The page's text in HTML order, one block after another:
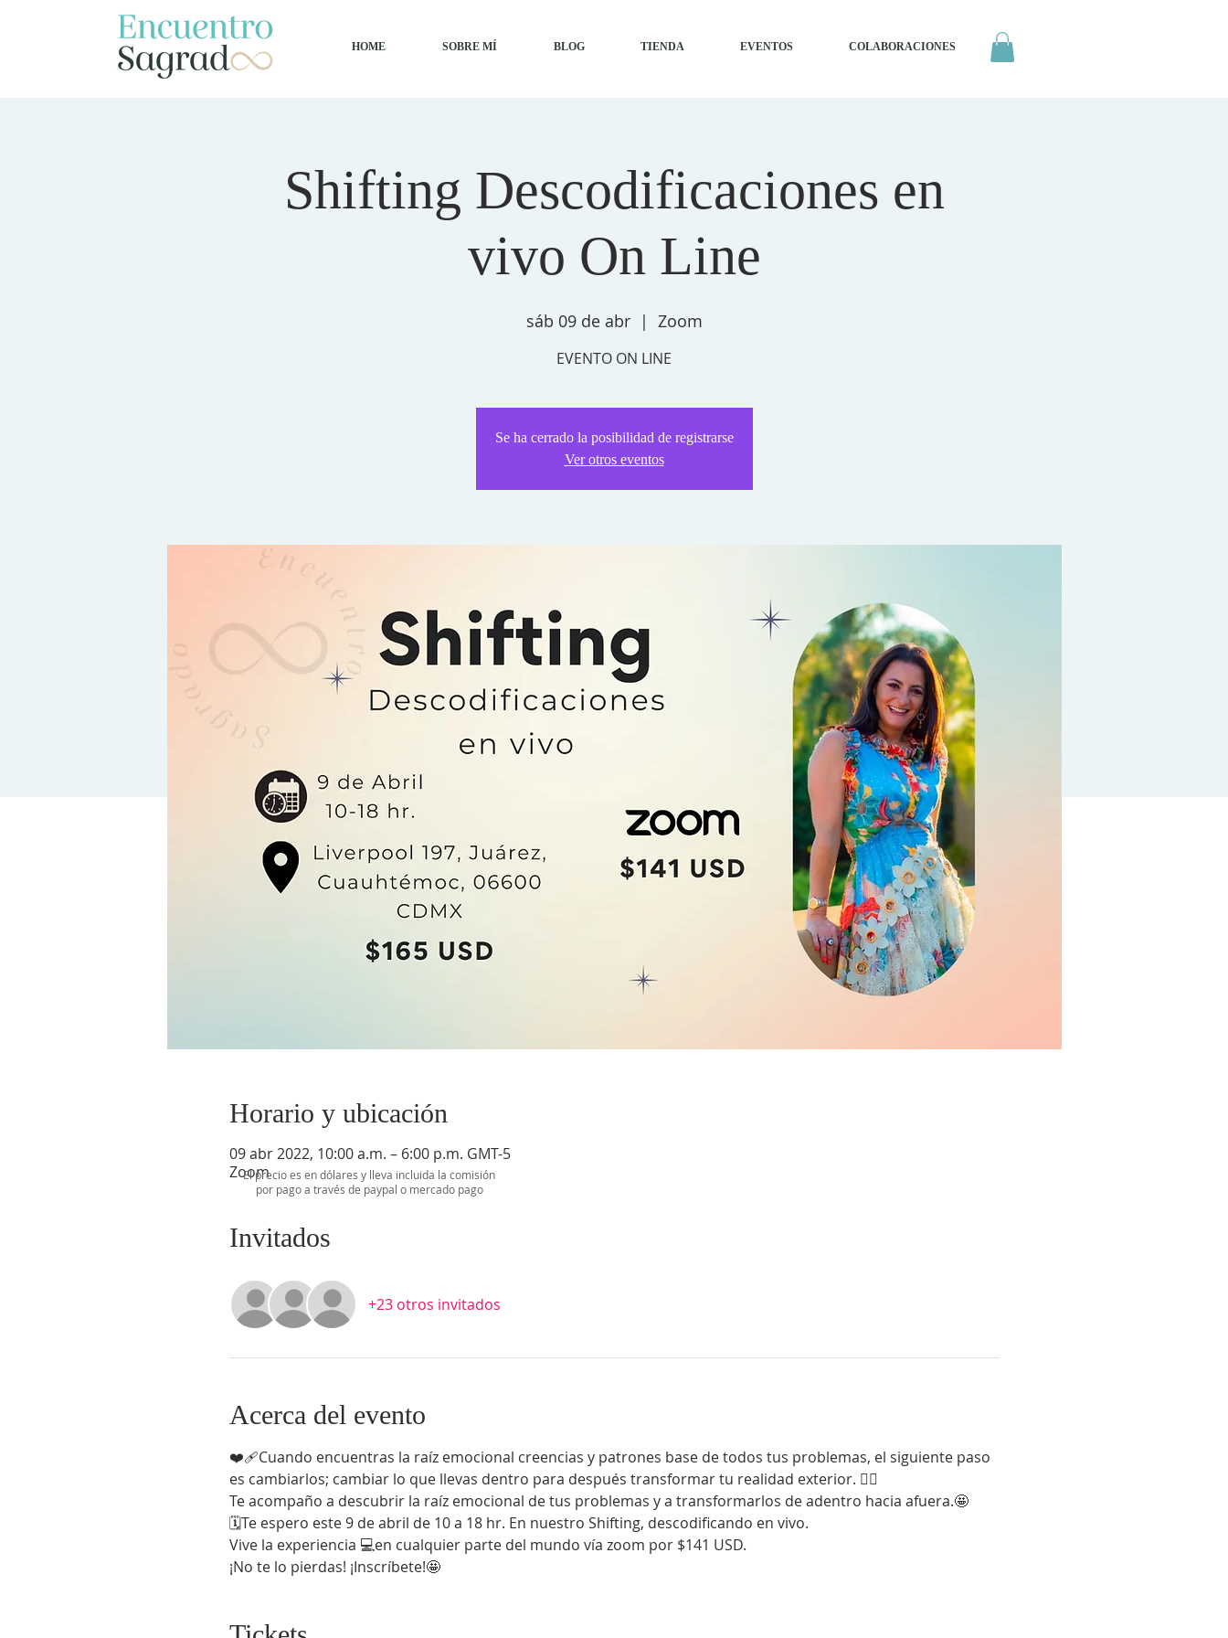
HOME SOBRE MÍ BLOG TIENDA EVENTOS COLABORACIONES
Shifting Descodificaciones en
vivo On Line
sáb 09 de abr
  |
Zoom
EVENTO ON LINE
Se ha cerrado la posibilidad de registrarse
Ver otros eventos
Horario y ubicación
09 abr 2022, 10:00 a.m. – 6:00 p.m. GMT-5
Zoom
Invitados
+23 otros invitados
Acerca del evento
❤️‍🩹Cuando encuentras la raíz emocional creencias y patrones base de todos tus problemas, el siguiente paso
es cambiarlos; cambiar lo que llevas dentro para después transformar tu realidad exterior. ❤️‍🔥
Te acompaño a descubrir la raíz emocional de tus problemas y a transformarlos de adentro hacia afuera.🤩
🗓️Te espero este 9 de abril de 10 a 18 hr. En nuestro Shifting, descodificando en vivo.
Vive la experiencia 💻en cualquier parte del mundo vía zoom por $141 USD.
¡No te lo pierdas! ¡Inscríbete!🤩
El precio es en dólares y lleva incluida la comisión
por pago a través de paypal o mercado pago